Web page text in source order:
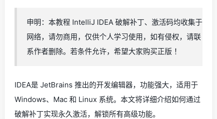
申明：本教程 IntelliJ IDEA 破解补丁、激活码均收集于
网络，请勿商用，仅供个人学习使用，如有侵权，请联
系作者删除。若条件允许，希望大家购买正版 ！
IDEA是 JetBrains 推出的开发编辑器，功能强大，适用于
Windows、Mac 和 Linux 系统。本文将详细介绍如何通过
破解补丁实现永久激活，解锁所有高级功能。